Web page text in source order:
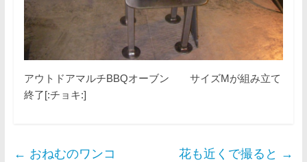
アウトドアマルチBBQオーブン サイズMが組み立て
終了[:チョキ:]
← おねむのワンコ 花も近くで撮ると →